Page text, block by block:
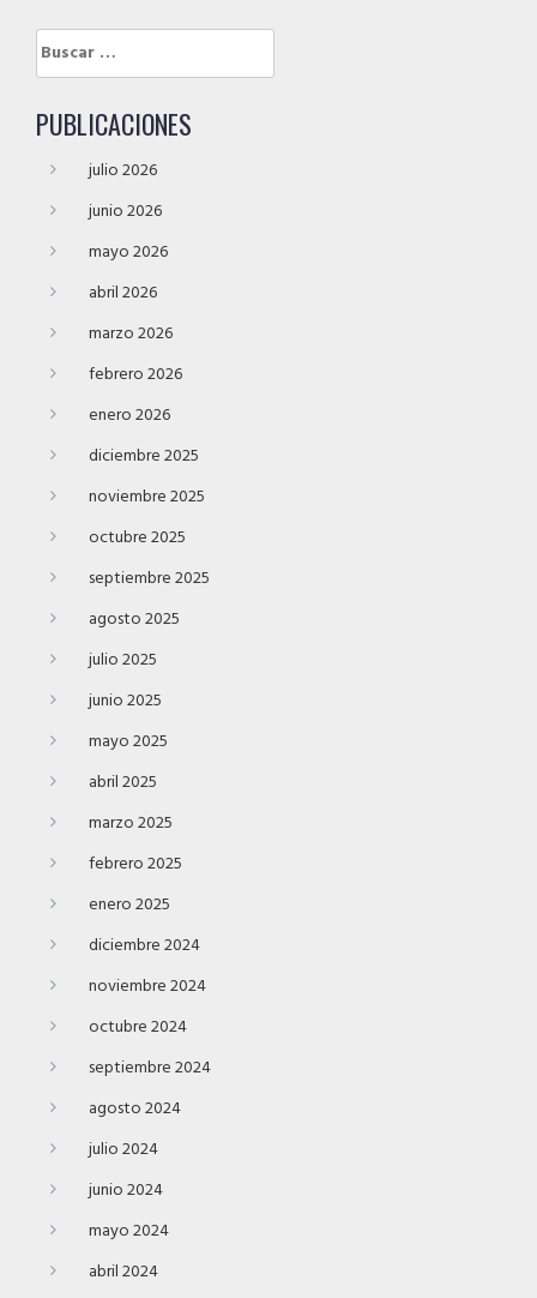
Buscar:
PUBLICACIONES
julio 2026
junio 2026
mayo 2026
abril 2026
marzo 2026
febrero 2026
enero 2026
diciembre 2025
noviembre 2025
octubre 2025
septiembre 2025
agosto 2025
julio 2025
junio 2025
mayo 2025
abril 2025
marzo 2025
febrero 2025
enero 2025
diciembre 2024
noviembre 2024
octubre 2024
septiembre 2024
agosto 2024
julio 2024
junio 2024
mayo 2024
abril 2024